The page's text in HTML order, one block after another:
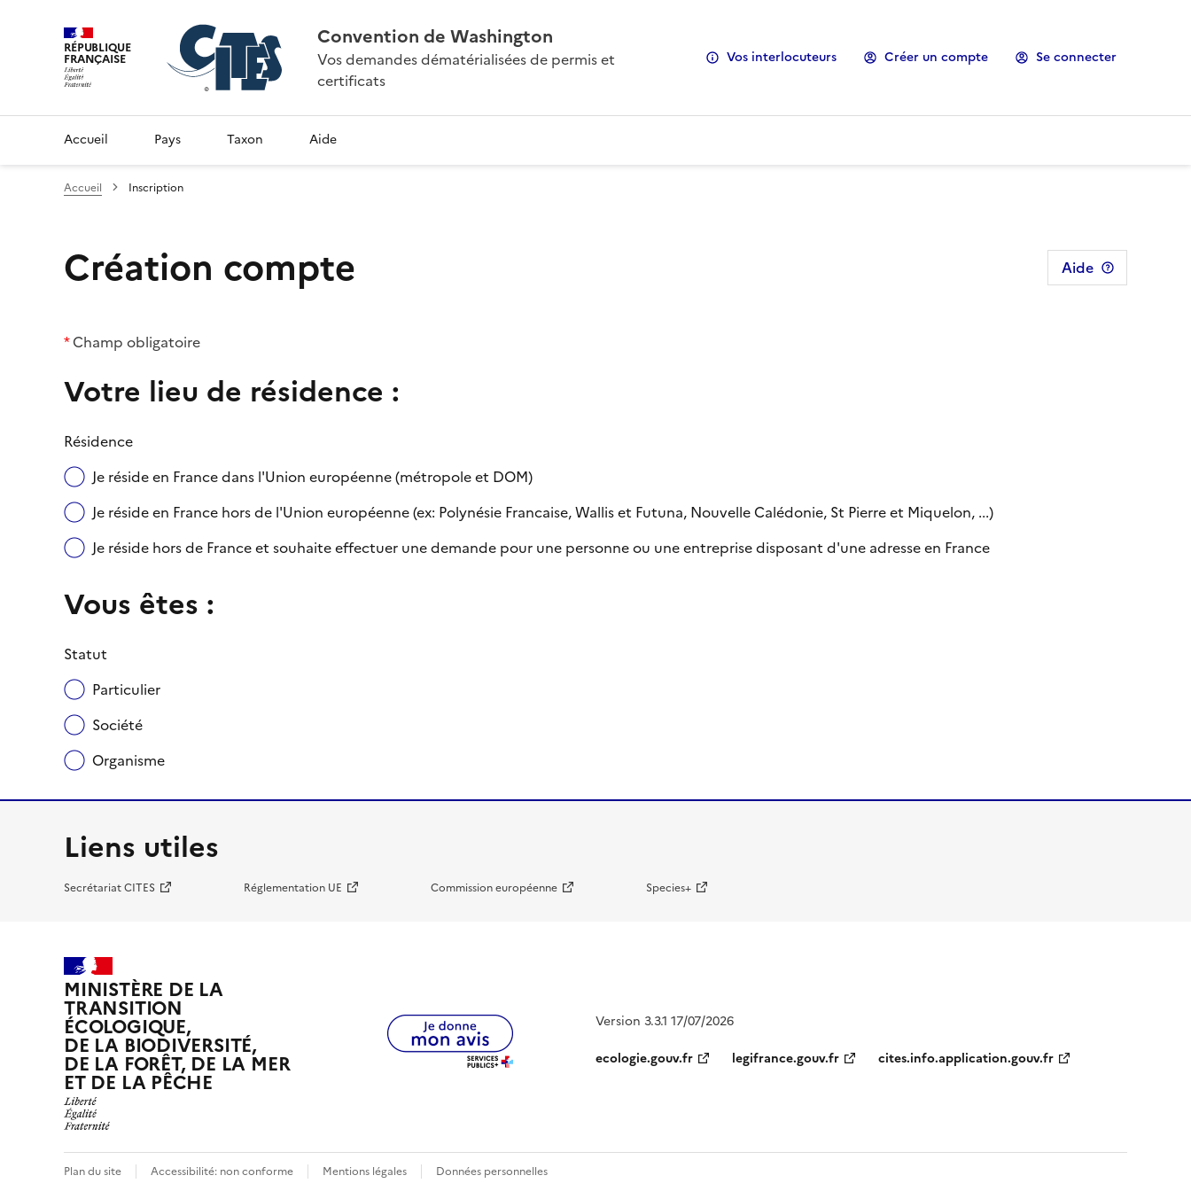
RÉPUBLIQUE
FRANÇAISE
Convention de Washington
Vos demandes dématérialisées de permis et
certificats
Vos interlocuteurs Créer un compte Se connecter
Accueil Pays Taxon Aide
Accueil Inscription
Création compte Aide
*Champ obligatoire
Votre lieu de résidence :
Résidence
Je réside en France dans l'Union européenne (métropole et DOM)
Je réside en France hors de l'Union européenne (ex: Polynésie Francaise, Wallis et Futuna, Nouvelle Calédonie, St Pierre et Miquelon, ...)
Je réside hors de France et souhaite effectuer une demande pour une personne ou une entreprise disposant d'une adresse en France
Vous êtes :
Statut
Particulier
Société
Organisme
Liens utiles
Secrétariat CITES Réglementation UE Commission européenne Species+
MINISTÈRE DE LA
TRANSITION
ÉCOLOGIQUE,
DE LA BIODIVERSITÉ,
DE LA FORÊT, DE LA MER
ET DE LA PÊCHE
Version 3.3.1 17/07/2026
ecologie.gouv.fr
legifrance.gouv.fr cites.info.application.gouv.fr
Plan du site Accessibilité: non conforme Mentions légales Données personnelles